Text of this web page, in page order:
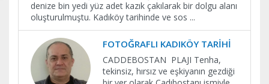
denize bin yedi yüz adet kazık çakılarak bir dolgu alanı
oluşturulmuştu. Kadıköy tarihinde ve sos ...
FOTOĞRAFLI KADIKÖY TARİHİ
CADDEBOSTAN PLAJI Tenha,
tekinsiz, hırsız ve eşkiyanın gezdiği